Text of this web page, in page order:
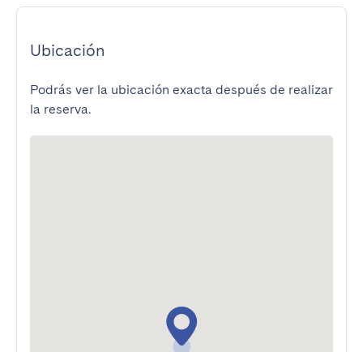
Ubicación
Podrás ver la ubicación exacta después de realizar
la reserva.